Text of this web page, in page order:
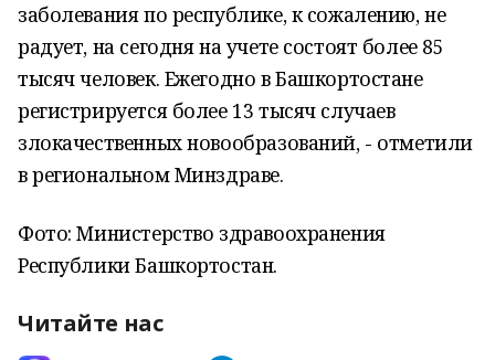
заболевания по республике, к сожалению, не
радует, на сегодня на учете состоят более 85
тысяч человек. Ежегодно в Башкортостане
регистрируется более 13 тысяч случаев
злокачественных новообразований, - отметили
в региональном Минздраве.
Фото: Министерство здравоохранения
Республики Башкортостан.
Читайте нас